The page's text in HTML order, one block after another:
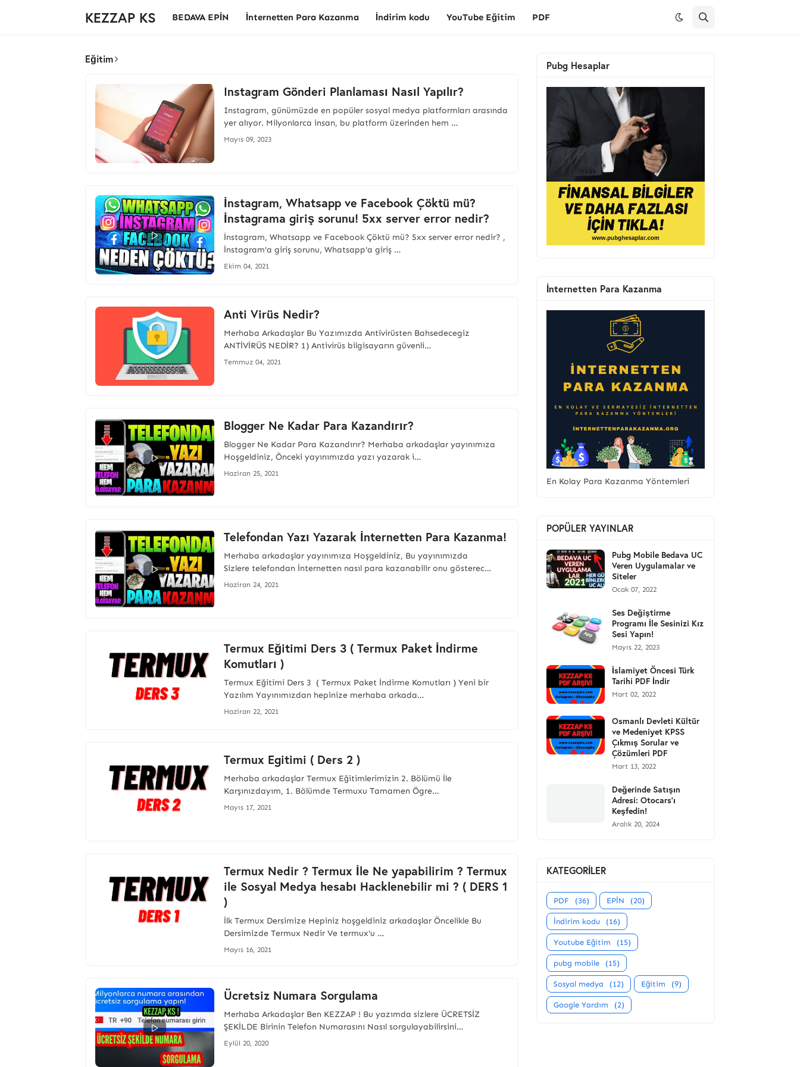
KEZZAP KS BEDAVA EPİN İnternetten Para Kazanma İndirim kodu YouTube Eğitim PDF
Eğitim
Instagram Gönderi Planlaması Nasıl Yapılır?
Instagram, günümüzde en popüler sosyal medya platformları arasında
yer alıyor. Milyonlarca insan, bu platform üzerinden hem …
Mayıs 09, 2023
İnstagram, Whatsapp ve Facebook Çöktü mü?
İnstagrama giriş sorunu! 5xx server error nedir?
İnstagram, Whatsapp ve Facebook Çöktü mü? 5xx server error nedir? ,
İnstagram'a giriş sorunu, Whatsapp'a giriş …
Ekim 04, 2021
Anti Virüs Nedir?
Merhaba Arkadaşlar Bu Yazımızda Antivirüsten Bahsedecegiz
ANTİVİRÜS NEDİR? 1) Antivirüs bilgisayarın güvenli…
Temmuz 04, 2021
Blogger Ne Kadar Para Kazandırır?
Blogger Ne Kadar Para Kazandırır? Merhaba arkadaşlar yayınımıza
Hoşgeldiniz, Önceki yayınımızda yazı yazarak i…
Haziran 25, 2021
Telefondan Yazı Yazarak İnternetten Para Kazanma!
Merhaba arkadaşlar yayınımıza Hoşgeldiniz, Bu yayınımızda
Sizlere telefondan İnternetten nasıl para kazanabilir onu gösterec…
Haziran 24, 2021
Termux Eğitimi Ders 3 ( Termux Paket İndirme
Komutları )
Termux Eğitimi Ders 3 ( Termux Paket İndirme Komutları ) Yeni bir
Yazılım Yayınımızdan hepinize merhaba arkada…
Haziran 22, 2021
Termux Egitimi ( Ders 2 )
Merhaba arkadaşlar Termux Eğitimlerimizin 2. Bölümü İle
Karşınızdayım, 1. Bölümde Termuxu Tamamen Ögre…
Mayıs 17, 2021
Termux Nedir ? Termux İle Ne yapabilirim ? Termux
ile Sosyal Medya hesabı Hacklenebilir mi ? ( DERS 1
)
İlk Termux Dersimize Hepiniz hoşgeldiniz arkadaşlar Öncelikle Bu
Dersimizde Termux Nedir Ve termux'u …
Mayıs 16, 2021
Ücretsiz Numara Sorgulama
Merhaba Arkadaşlar Ben KEZZAP ! Bu yazımda sizlere ÜCRETSİZ
ŞEKİLDE Birinin Telefon Numarasını Nasıl sorgulayabilirsini…
Eylül 20, 2020
Pubg Hesaplar
İnternetten Para Kazanma
En Kolay Para Kazanma Yöntemleri
POPÜLER YAYINLAR
Pubg Mobile Bedava UC
Veren Uygulamalar ve
Siteler
Ocak 07, 2022
Ses Değiştirme
Programı İle Sesinizi Kız
Sesi Yapın!
Mayıs 22, 2023
İslamiyet Öncesi Türk
Tarihi PDF İndir
Mart 02, 2022
Osmanlı Devleti Kültür
ve Medeniyet KPSS
Çıkmış Sorular ve
Çözümleri PDF
Mart 13, 2022
Değerinde Satışın
Adresi: Otocars'ı
Keşfedin!
Aralık 20, 2024
KATEGORİLER
PDF (36) EPİN (20)
İndirim kodu (16)
Youtube Eğitim (15)
pubg mobile (15)
Sosyal medya (12) Eğitim (9)
Google Yardım (2)